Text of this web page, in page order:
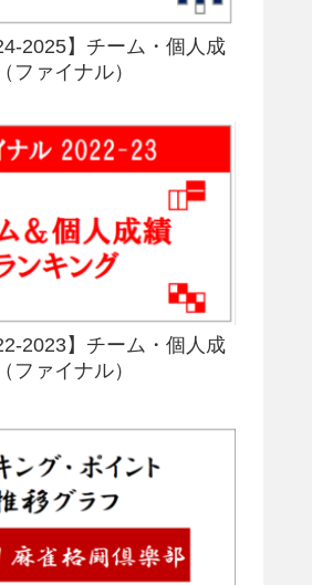
2025】チーム・個人成
ファイナル）
2023】チーム・個人成
ファイナル）